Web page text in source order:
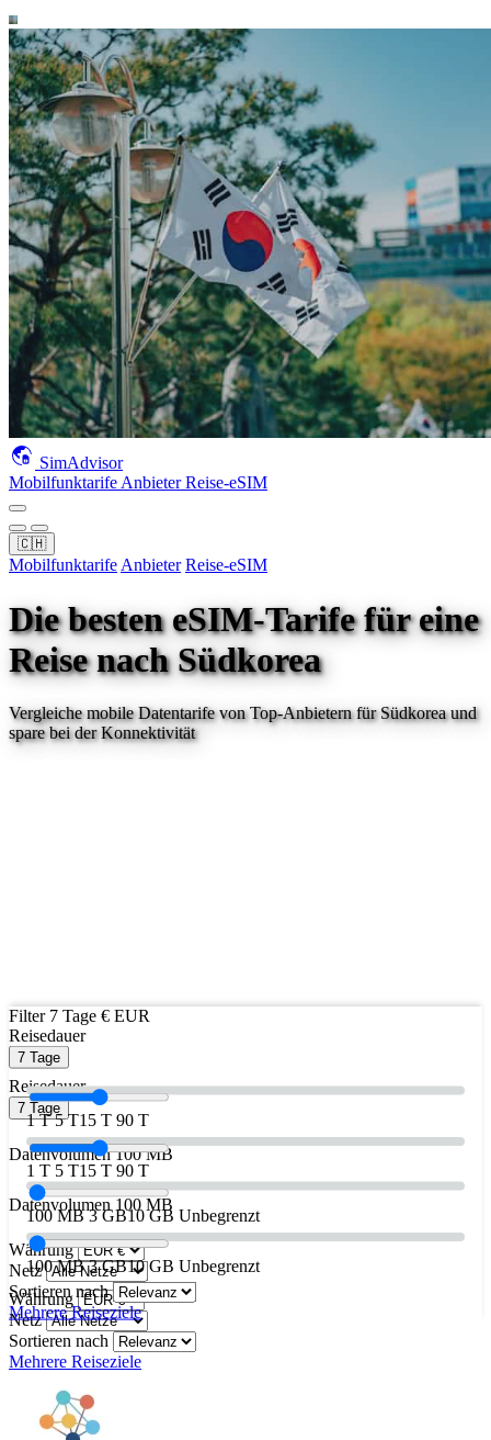
SimAdvisor
Mobilfunktarife AnbieterReise-eSIM
🇨🇭
Mobilfunktarife Anbieter Reise-eSIM
Die besten eSIM-Tarife für eine
Reisenach Südkorea
Vergleiche mobile Datentarife von Top-Anbietern fürSüdkoreaund
spare bei der Konnektivität
Filter 7 Tage € EUR
Reisedauer
7 Tage
1 T 5 T15 T 90 T
Datenvolumen 100 MB
100 MB 3 GB10 GB Unbegrenzt
Währung
Netz
Sortieren nach
Mehrere Reiseziele
Reisedauer
7 Tage
1 T 5 T15 T 90 T
Datenvolumen 100 MB
100 MB 3 GB10 GB Unbegrenzt
Währung
Netz
Sortieren nach
Mehrere Reiseziele